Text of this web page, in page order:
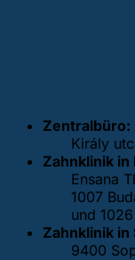
Zentralbüro:
Király
Zahnklinik in
Ensana
1007
und
Zahnklinik in
9400